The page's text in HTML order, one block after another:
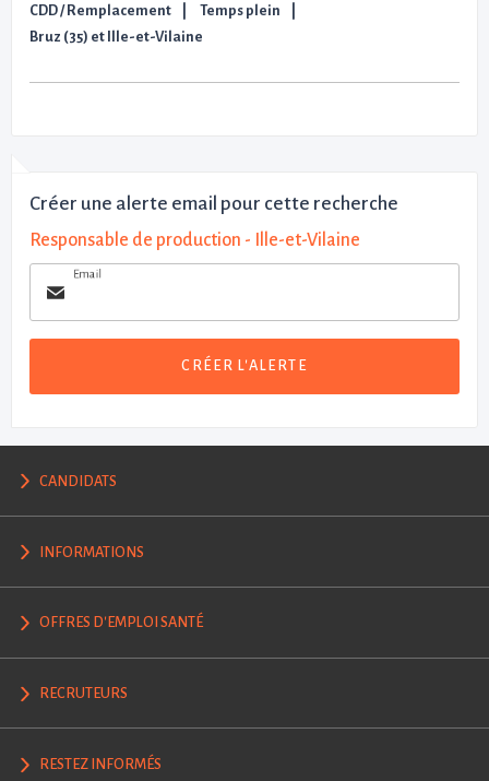
CDD / Remplacement
Temps plein
Bruz (35) et Ille-et-Vilaine
Créer une alerte email pour cette recherche
Responsable de production - Ille-et-Vilaine
Email
CRÉER L'ALERTE
CANDIDATS
INFORMATIONS
OFFRES D'EMPLOI SANTÉ
RECRUTEURS
RESTEZ INFORMÉS